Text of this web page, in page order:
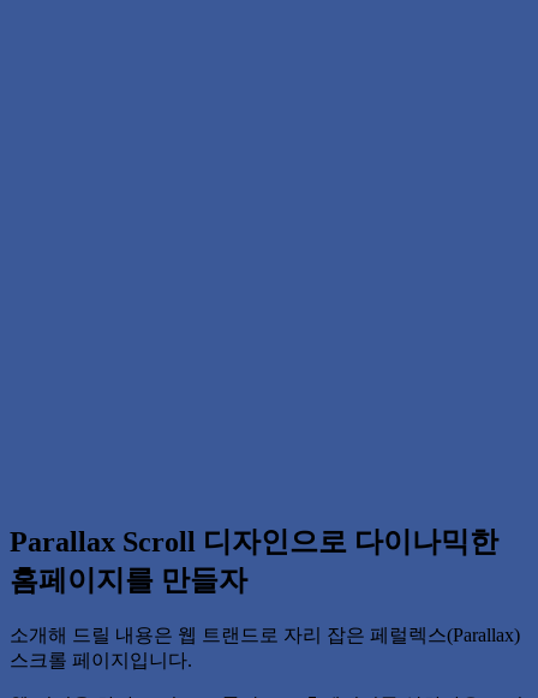
Parallax Scroll 디자인으로 다이나믹한
홈페이지를 만들자
소개해 드릴 내용은 웹 트랜드로 자리 잡은 페럴렉스(Parallax)
스크롤 페이지입니다.